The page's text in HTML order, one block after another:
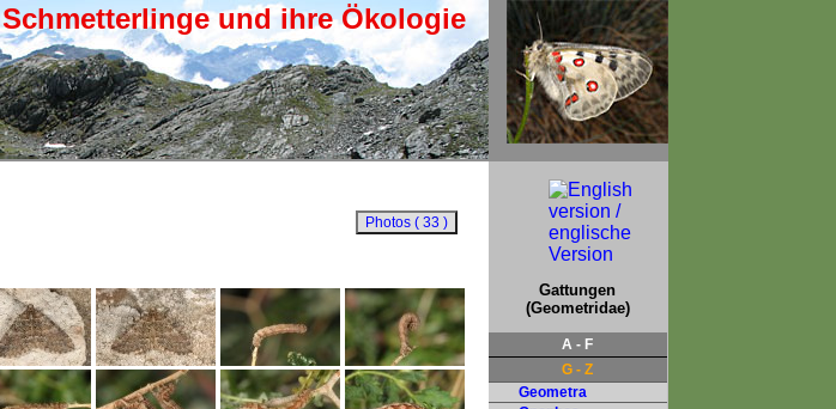
Schmetterlinge und ihre Ökologie
Gattungen
(Geometridae)
A - F
G - Z
Geometra